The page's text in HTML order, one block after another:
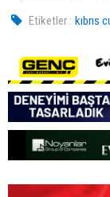
Etiketler : kıbrıs